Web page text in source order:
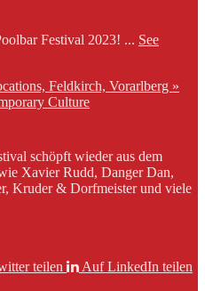
Festival 2023! ... See
Feldkirch, Vorarlberg »
Culture
schöpft wieder aus dem
Xavier Rudd, Danger Dan,
Kruder & Dorfmeister und viele
teilen
Auf LinkedIn teilen